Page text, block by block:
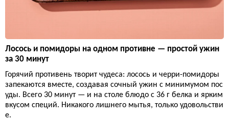
Лосось и помидоры на одном противне — простой ужин
за 30 минут
Горячий противень творит чудеса: лосось и черри-помидоры
запекаются вместе, создавая сочный ужин с минимумом пос
уды. Всего 30 минут — и на столе блюдо с 36 г белка и ярким
вкусом специй. Никакого лишнего мытья, только удовольстви
е.